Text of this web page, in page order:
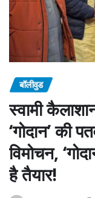
बॉलीवुड
स्वामी
‘गोदान’ की
विमोचन,
है तैयार!